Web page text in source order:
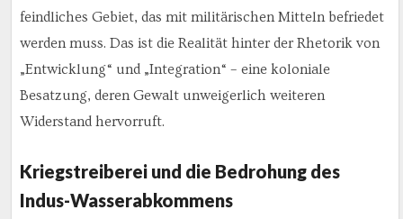
feindliches Gebiet, das mit militärischen Mitteln befriedet
werden muss. Das ist die Realität hinter der Rhetorik von
„Entwicklung“ und „Integration“ – eine koloniale
Besatzung, deren Gewalt unweigerlich weiteren
Widerstand hervorruft.
Kriegstreiberei und die Bedrohung des
Indus-Wasserabkommens